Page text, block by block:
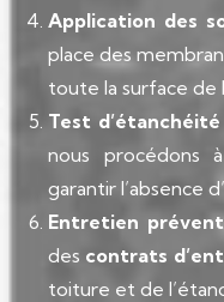
Application des
place des
toute la surface de
Test d’étanchéité
nous procédons
garantir l’absence
Entretien
des contrats
toiture et de